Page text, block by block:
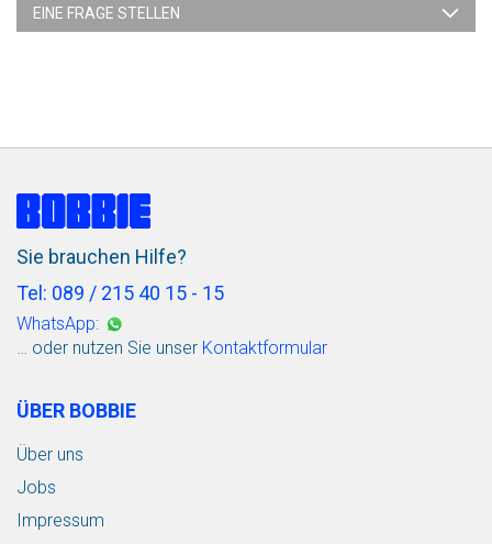
EINE FRAGE STELLEN
Sie brauchen Hilfe?
Tel: 089 / 215 40 15 - 15
WhatsApp:
… oder nutzen Sie unser Kontaktformular
ÜBER BOBBIE
Über uns
Jobs
Impressum